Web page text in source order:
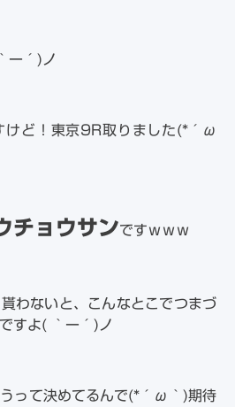
ー´)ノ
けど！東京9R取りました(*´ω
チョウサンですｗｗｗ
わないと、こんなとこでつまづ
すよ( ｀ー´)ノ
うって決めてるんで(*´ω｀)期待